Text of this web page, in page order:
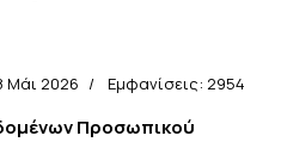
Μάι 2026 Εμφανίσεις: 2954
Προσωπικού